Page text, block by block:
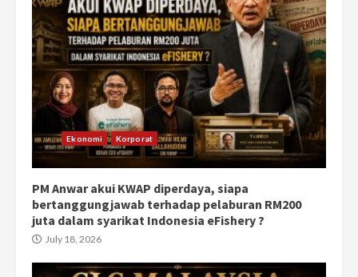
Ekonomi Korporat
PM Anwar akui KWAP diperdaya, siapa
bertanggungjawab terhadap pelaburan RM200
juta dalam syarikat Indonesia eFishery ?
July 18, 2026